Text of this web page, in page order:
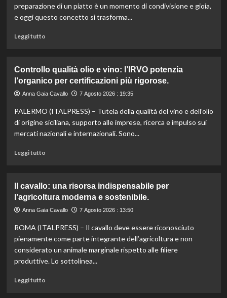
per
valorizzare
preparazione di un piatto è un momento di condivisione e gioia,
e oggi questo concetto si trasforma...
Leggi tuttoLeggi
Marco
Bianchi:
“Ricette
come
le
vite
umanitari”.
Controllo qualità olio e vino: l’IRVO potenzia
l’organico per certificazioni più rigorose.
Anna Gaia Cavallo 7 Agosto 2026 : 19:35
PALERMO (ITALPRESS) – Tutela della qualità del vino e dell’olio
di origine siciliana, supporto alle imprese, ricerca e impulso sui
mercati nazionali e internazionali. Sono...
Leggi tuttoLeggi
Controllo
qualità
olio
vino:
l’IRVO
potenzia
per
Il cavallo: una risorsa indispensabile per
l’agricoltura moderna e sostenibile.
Anna Gaia Cavallo 7 Agosto 2026 : 13:50
ROMA (ITALPRESS) – Il cavallo deve essere riconosciuto
pienamente come parte integrante dell’agricoltura e non
considerato un animale marginale rispetto alle filiere
produttive. Lo sottolinea...
Leggi tuttoLeggi